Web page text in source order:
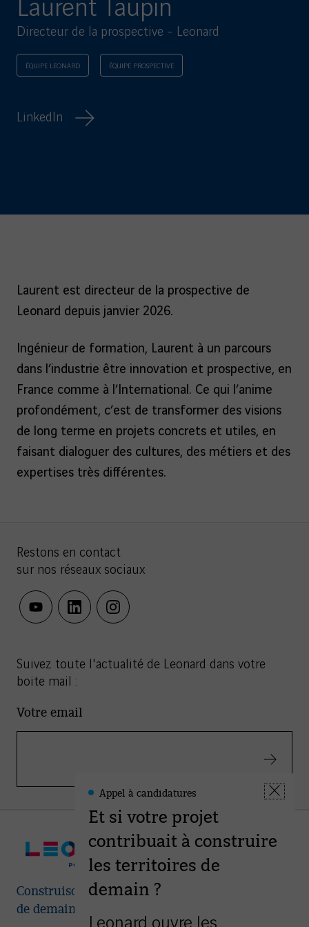
Laurent Taupin
Directeur de la prospective - Leonard
ÉQUIPE LEONARD ÉQUIPE PROSPECTIVE
LinkedIn
Laurent est directeur de la prospective de
Leonard depuis janvier 2026.
Ingénieur de formation, Laurent à un parcours
dans l’industrie être innovation et prospective, en
France comme à l’International. Ce qui l’anime
profondément, c’est de transformer des visions
de long terme en projets concrets et utiles, en
faisant dialoguer des cultures, des métiers et des
expertises très différentes.
Restons en contact
sur nos réseaux sociaux
youtubelinkedininstagram
Suivez toute l'actualité de Leonard dans votre
boite mail :
Votre email
Valider
Construisons ensemble les villes et territoires
de demain
Leonard
-
Informations
Fermer
Appel à candidatures
Et si votre projet
contribuait à construire
les territoires de
demain ?
Leonard ouvre les